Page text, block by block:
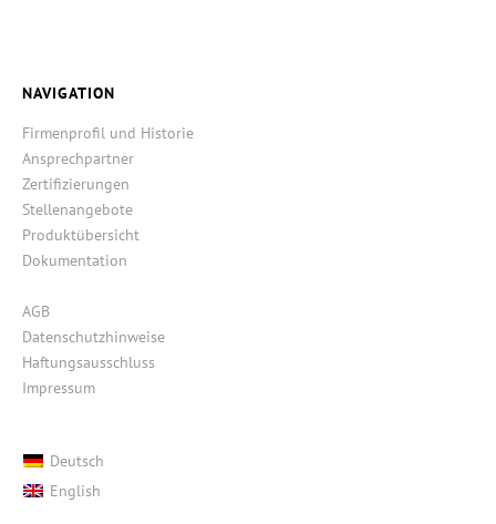
NAVIGATION
Firmenprofil und Historie
Ansprechpartner
Zertifizierungen
Stellenangebote
Produktübersicht
Dokumentation
AGB
Datenschutzhinweise
Haftungsausschluss
Impressum
Deutsch
English